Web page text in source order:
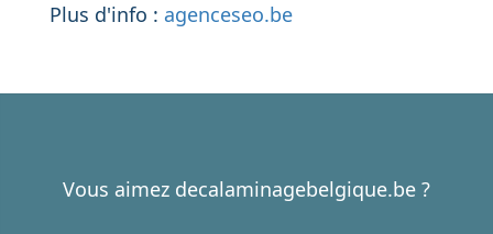
Plus d'info : agenceseo.be
Vous aimez decalaminagebelgique.be ?